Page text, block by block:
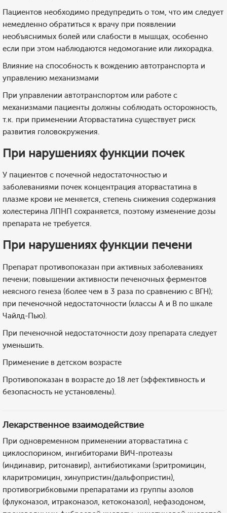
Пациентов необходимо предупредить о том, что им следует
немедленно обратиться к врачу при появлении
необъяснимых болей или слабости в мышцах, особенно
если при этом наблюдаются недомогание или лихорадка.
Влияние на способность к вождению автотранспорта и
управлению механизмами
При управлении автотранспортом или работе с
механизмами пациенты должны соблюдать осторожность,
т.к. при применении Аторвастатина существует риск
развития головокружения.
При нарушениях функции почек
У пациентов с почечной недостаточностью и
заболеваниями почек концентрация аторвастатина в
плазме крови не меняется, степень снижения содержания
холестерина ЛПНП сохраняется, поэтому изменение дозы
препарата не требуется.
При нарушениях функции печени
Препарат противопоказан при активных заболеваниях
печени; повышении активности печеночных ферментов
неясного генеза (более чем в 3 раза по сравнению с ВГН);
при печеночной недостаточности (классы А и В по шкале
Чайлд-Пью).
При печеночной недостаточности дозу препарата следует
уменьшить.
Применение в детском возрасте
Противопоказан в возрасте до 18 лет (эффективность и
безопасность не установлены).
Лекарственное взаимодействие
При одновременном применении аторвастатина с
циклоспорином, ингибиторами ВИЧ-протеазы
(индинавир, ритонавир), антибиотиками (эритромицин,
кларитромицин, хинупристин/дальфопристин),
противогрибковыми препаратами из группы азолов
(флуконазол, итраконазол, кетоконазол), нефазодоном,